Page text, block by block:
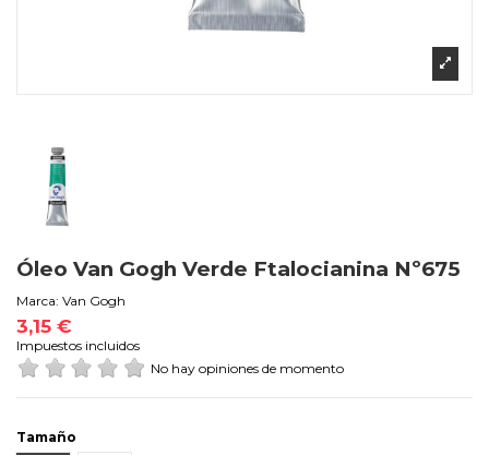
Óleo Van Gogh Verde Ftalocianina Nº675
Marca: Van Gogh
3,15 €
Impuestos incluidos
No hay opiniones de momento
Tamaño